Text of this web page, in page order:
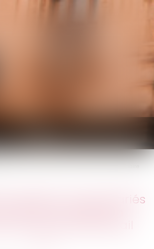
Avocats
Ouvrir
le
menu
respect à ses salariés